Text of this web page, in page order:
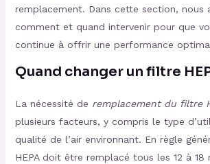
remplacement. Dans cette section, nous
comment et quand intervenir pour que
continue à offrir une performance
Quand changer un filtre
La nécessité de remplacement du filtre
plusieurs facteurs, y compris le type
qualité de l’air environnant. En règle
HEPA doit être remplacé tous les 12 à 18